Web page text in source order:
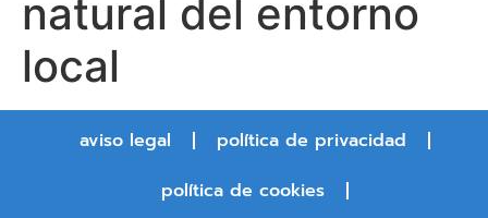
natural del entorno
local
aviso legal
política de privacidad
política de cookies